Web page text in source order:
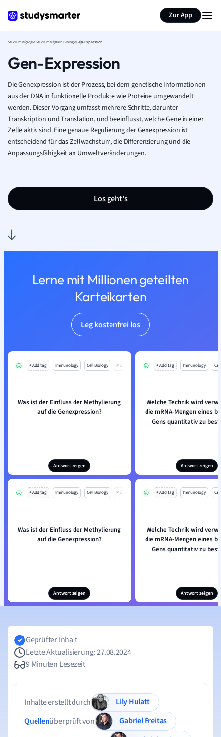
Zur App
StudiumBiologie StudiumMedizin BiologieGen-Expression
Gen-Expression
Die Genexpression ist der Prozess, bei dem genetische Informationen
aus der DNA in funktionelle Produkte wie Proteine umgewandelt
werden. Dieser Vorgang umfasst mehrere Schritte, darunter
Transkription und Translation, und beeinflusst, welche Gene in einer
Zelle aktiv sind. Eine genaue Regulierung der Genexpression ist
entscheidend für das Zellwachstum, die Differenzierung und die
Anpassungsfähigkeit an Umweltveränderungen.
Los geht’s
Lerne mit Millionen geteilten
Karteikarten
Leg kostenfrei los
+ Add tag Immunology Cell Biology Mo
Was ist der Einfluss der Methylierung
auf die Genexpression?
Antwort zeigen
+ Add tag Immunology
Welche Technik wird
die mRNA-Mengen eines
Gens quantitativ zu
Antwort zeigen
+ Add tag Immunology Cell Biology Mo
Was ist der Einfluss der Methylierung
auf die Genexpression?
Antwort zeigen
+ Add tag Immunology
Welche Technik wird
die mRNA-Mengen eines
Gens quantitativ zu
Antwort zeigen
Geprüfter Inhalt
Letzte Aktualisierung: 27.08.2024
9 Minuten Lesezeit
Inhalte erstellt durch
Lily Hulatt
Quellenüberprüft von
Gabriel Freitas